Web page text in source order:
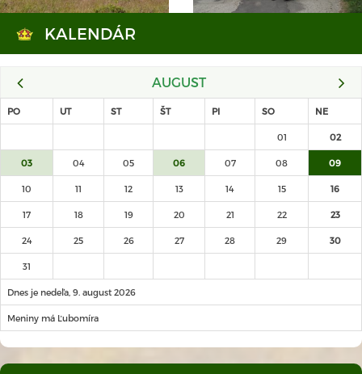
KALENDÁR
AUGUST
PO UT ST ŠT PI SO NE
01 02
03 04 05 06 07 08 09
10 11 12 13 14 15 16
17 18 19 20 21 22 23
24 25 26 27 28 29 30
31
Dnes je nedeľa, 9. august 2026
Meniny má Ľubomíra